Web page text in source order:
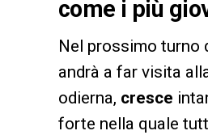
come i più
Nel prossimo turno
andrà a far visita
odierna, cresce
forte nella quale